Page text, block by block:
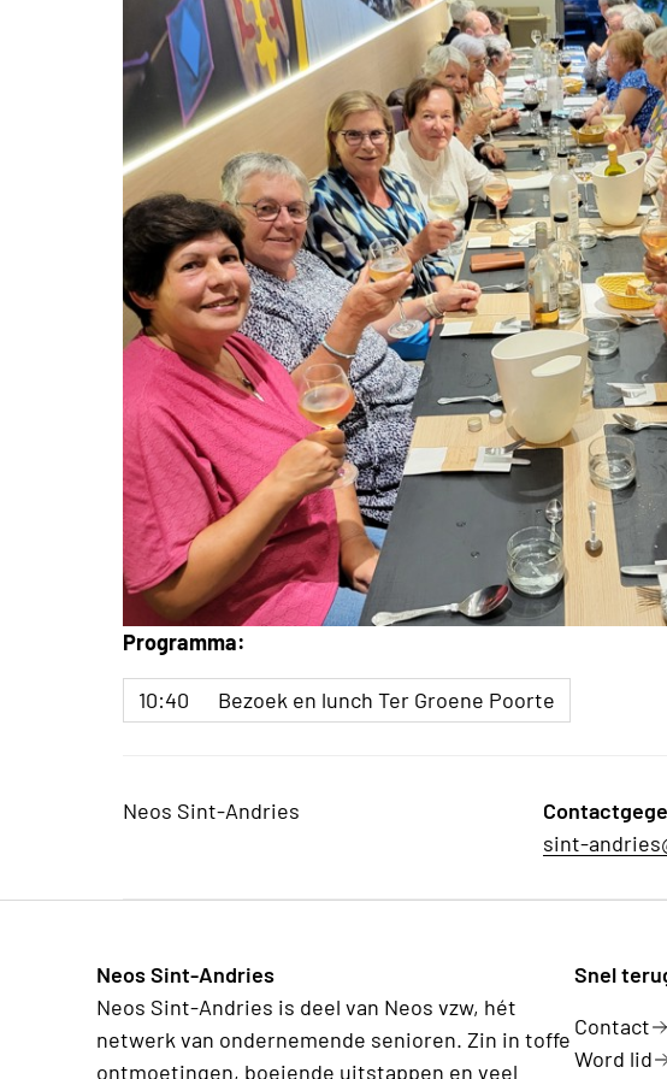
Programma:
10:40 Bezoek en lunch Ter Groene Poorte
Neos Sint-Andries
sint-
Neos Sint-Andries
Neos Sint-Andries is deel van Neos vzw, hét
netwerk van ondernemende senioren. Zin in toffe
ontmoetingen, boeiende uitstappen en veel
Snel
Contact
Word lid